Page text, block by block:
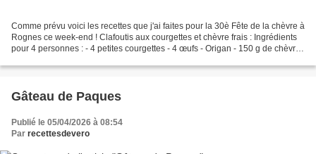
Comme prévu voici les recettes que j'ai faites pour la 30è Fête de la chèvre à
Rognes ce week-end ! Clafoutis aux courgettes et chèvre frais : Ingrédients
pour 4 personnes : - 4 petites courgettes - 4 œufs - Origan - 150 g de chèvre
Gâteau de Paques
Publié le 05/04/2026 à 08:54
Par recettesdevero